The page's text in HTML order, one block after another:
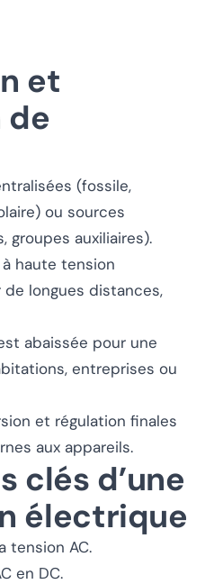
et
(fossile,
ou sources
groupes auxiliaires).
haute tension
longues distances,
abaissée pour une
entreprises ou
et régulation finales
aux appareils.
clés d’une
électrique
tension AC.
en DC.